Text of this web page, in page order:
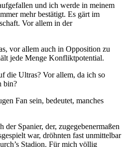
und ich werde in meinem
mehr bestätigt. Es gärt im
Vor allem in der
vor allem auch in Opposition zu
jede Menge Konfliktpotential.
die Ultras? Vor allem, da ich so
bin?
Fan sein, bedeutet, manches
der Spanier, der, zugegebenermaßen
war, dröhnten fast unmittelbar
Stadion. Für mich völlig